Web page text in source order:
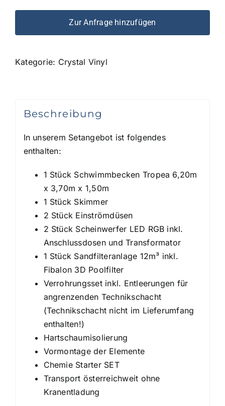
Zur Anfrage hinzufügen
Kategorie: Crystal Vinyl
Beschreibung
In unserem Setangebot ist folgendes
enthalten:
1 Stück Schwimmbecken Tropea 6,20m
x 3,70m x 1,50m
1 Stück Skimmer
2 Stück Einströmdüsen
2 Stück Scheinwerfer LED RGB inkl.
Anschlussdosen und Transformator
1 Stück Sandfilteranlage 12m³ inkl.
Fibalon 3D Poolfilter
Verrohrungsset inkl. Entleerungen für
angrenzenden Technikschacht
(Technikschacht nicht im Lieferumfang
enthalten!)
Hartschaumisolierung
Vormontage der Elemente
Chemie Starter SET
Transport österreichweit ohne
Kranentladung